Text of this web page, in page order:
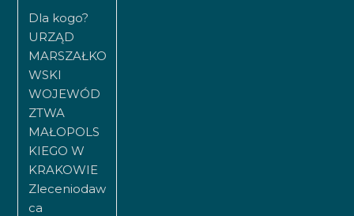
Dla kogo?
URZĄD
MARSZAŁKO
WSKI
WOJEWÓD
ZTWA
MAŁOPOLS
KIEGO W
KRAKOWIE
Zleceniodaw
ca